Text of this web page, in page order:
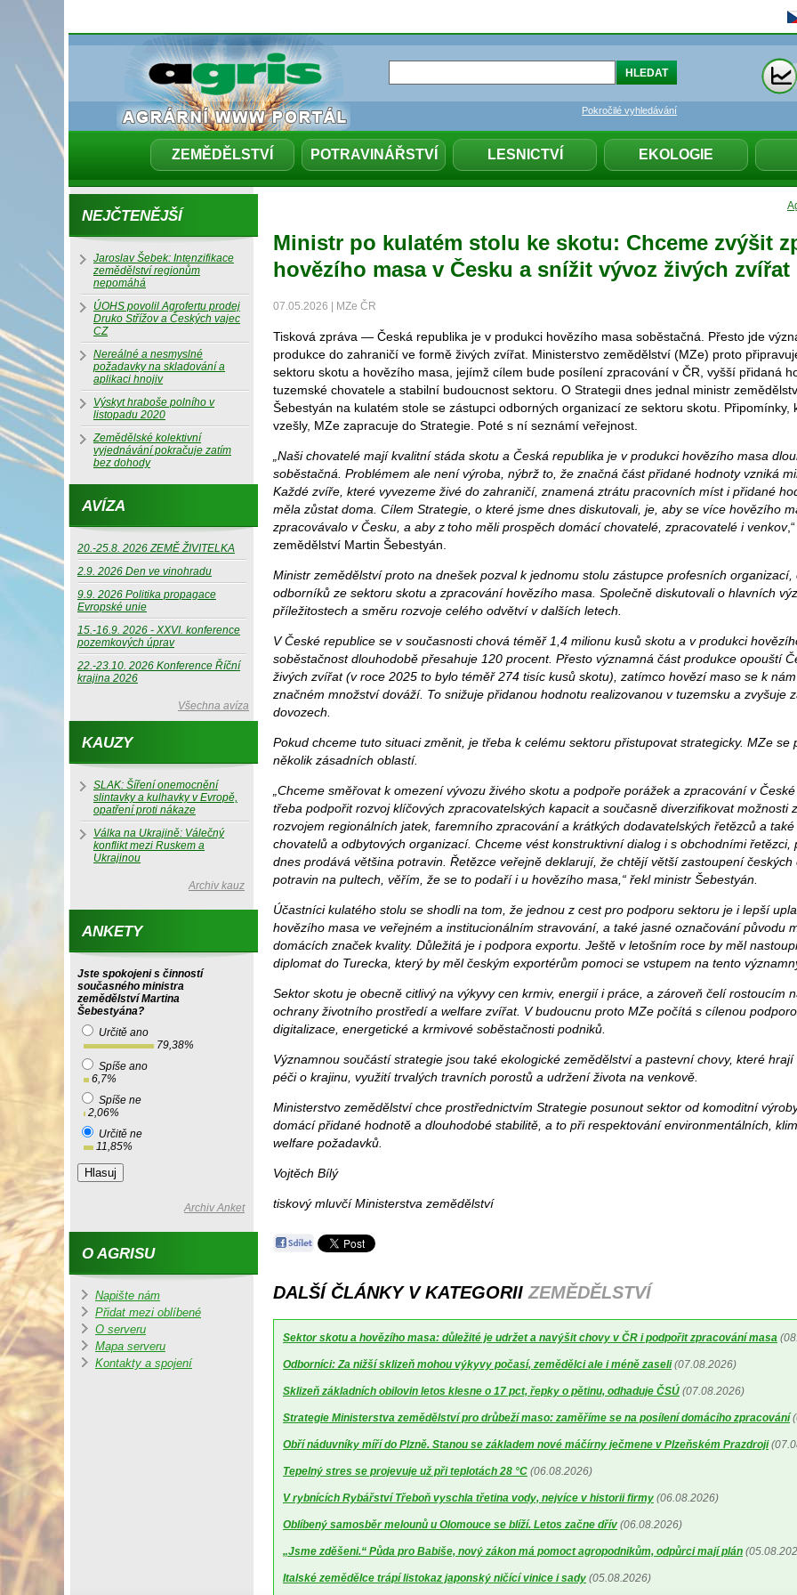
ZEMĚDĚLSTVÍ POTRAVINÁŘSTVÍ LESNICTVÍ EKOLOGIE
Pokročilé vyhledávání
Ministr po kulatém stolu ke skotu: Chceme zvýšit
hovězího masa v Česku a snížit vývoz živých zvířat
07.05.2026 | MZe ČR
Tisková zpráva — Česká republika je v produkci hovězího masa soběstačná. Přesto jde
produkce do zahraničí ve formě živých zvířat. Ministerstvo zemědělství (MZe) proto
sektoru skotu a hovězího masa, jejímž cílem bude posílení zpracování v ČR, vyšší přidaná
tuzemské chovatele a stabilní budoucnost sektoru. O Strategii dnes jednal ministr
Šebestyán na kulatém stole se zástupci odborných organizací ze sektoru skotu. Připomínky,
vzešly, MZe zapracuje do Strategie. Poté s ní seznámí veřejnost.
„Naši chovatelé mají kvalitní stáda skotu a Česká republika je v produkci hovězího masa
soběstačná. Problémem ale není výroba, nýbrž to, že značná část přidané hodnoty vzniká
Každé zvíře, které vyvezeme živé do zahraničí, znamená ztrátu pracovních míst i přidané
měla zůstat doma. Cílem Strategie, o které jsme dnes diskutovali, je, aby se více hovězího
zpracovávalo v Česku, a aby z toho měli prospěch domácí chovatelé, zpracovatelé i venkov
zemědělství Martin Šebestyán.
Ministr zemědělství proto na dnešek pozval k jednomu stolu zástupce profesních organizací,
odborníků ze sektoru skotu a zpracování hovězího masa. Společně diskutovali o hlavních
příležitostech a směru rozvoje celého odvětví v dalších letech.
V České republice se v současnosti chová téměř 1,4 milionu kusů skotu a v produkci
soběstačnost dlouhodobě přesahuje 120 procent. Přesto významná část produkce opouští
živých zvířat (v roce 2025 to bylo téměř 274 tisíc kusů skotu), zatímco hovězí maso se k
značném množství dováží. To snižuje přidanou hodnotu realizovanou v tuzemsku a zvyšuje
dovozech.
Pokud chceme tuto situaci změnit, je třeba k celému sektoru přistupovat strategicky. MZe se
několik zásadních oblastí.
„Chceme směřovat k omezení vývozu živého skotu a podpoře porážek a zpracování v
třeba podpořit rozvoj klíčových zpracovatelských kapacit a současně diverzifikovat možnosti
rozvojem regionálních jatek, faremního zpracování a krátkých dodavatelských řetězců a
chovatelů a odbytových organizací. Chceme vést konstruktivní dialog i s obchodními řetězci,
dnes prodává většina potravin. Řetězce veřejně deklarují, že chtějí větší zastoupení českých
potravin na pultech, věřím, že se to podaří i u hovězího masa,“ řekl ministr Šebestyán.
Účastníci kulatého stolu se shodli na tom, že jednou z cest pro podporu sektoru je i lepší
hovězího masa ve veřejném a institucionálním stravování, a také jasné označování původu
domácích značek kvality. Důležitá je i podpora exportu. Ještě v letošním roce by měl
diplomat do Turecka, který by měl českým exportérům pomoci se vstupem na tento
Sektor skotu je obecně citlivý na výkyvy cen krmiv, energií i práce, a zároveň čelí rostoucím
ochrany životního prostředí a welfare zvířat. V budoucnu proto MZe počítá s cílenou
digitalizace, energetické a krmivové soběstačnosti podniků.
Významnou součástí strategie jsou také ekologické zemědělství a pastevní chovy, které
péči o krajinu, využití trvalých travních porostů a udržení života na venkově.
Ministerstvo zemědělství chce prostřednictvím Strategie posunout sektor od komoditní
domácí přidané hodnotě a dlouhodobé stabilitě, a to při respektování environmentálních,
welfare požadavků.
Vojtěch Bílý
tiskový mluvčí Ministerstva zemědělství
DALŠÍ ČLÁNKY V KATEGORII ZEMĚDĚLSTVÍ
Sektor skotu a hovězího masa: důležité je udržet a navýšit chovy v ČR i podpořit zpracování masa
Odborníci: Za nižší sklizeň mohou výkyvy počasí, zemědělci ale i méně zaseli(07.08.2026)
Sklizeň základních obilovin letos klesne o 17 pct, řepky o pětinu, odhaduje ČSÚ (07.08.2026)
Strategie Ministerstva zemědělství pro drůbeží maso: zaměříme se na posílení domácího zpracování
Obří náduvníky míří do Plzně. Stanou se základem nové máčírny ječmene v Plzeňském Prazdroji
Tepelný stres se projevuje už při teplotách 28 °C (06.08.2026)
V rybnících Rybářství Třeboň vyschla třetina vody, nejvíce v historii firmy (06.08.2026)
Oblíbený samosběr melounů u Olomouce se blíží. Letos začne dřív (06.08.2026)
„Jsme zděšeni.“ Půda pro Babiše, nový zákon má pomoct agropodnikům, odpůrci mají plán
Italské zemědělce trápí listokaz japonský ničící vinice i sady (05.08.2026)
NEJČTENĚJŠÍ
Jaroslav Šebek: Intenzifikace
zemědělství regionům
nepomáhá
ÚOHS povolil Agrofertu prodej
Druko Střížov a Českých vajec
CZ
Nereálné a nesmyslné
požadavky na skladování a
aplikaci hnojiv
Výskyt hraboše polního v
listopadu 2020
Zemědělské kolektivní
vyjednávání pokračuje zatím
bez dohody
AVÍZA
20.-25.8. 2026 ZEMĚ ŽIVITELKA
2.9. 2026 Den ve vinohradu
9.9. 2026 Politika propagace
Evropské unie
15.-16.9. 2026 - XXVI. konference
pozemkových úprav
22.-23.10. 2026 Konference Říční
krajina 2026
Všechna avíza
KAUZY
SLAK: Šíření onemocnění
slintavky a kulhavky v Evropě,
opatření proti nákaze
Válka na Ukrajině: Válečný
konflikt mezi Ruskem a
Ukrajinou
Archiv kauz
ANKETY
Jste spokojeni s činností
současného ministra
zemědělství Martina
Šebestyána?
Určitě ano
79,38%
Spíše ano
6,7%
Spíše ne
2,06%
Určitě ne
11,85%
Archiv Anket
O AGRISU
Napište nám
Přidat mezi oblíbené
O serveru
Mapa serveru
Kontakty a spojení